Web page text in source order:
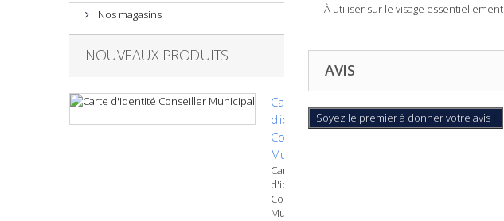
Nos magasins
NOUVEAUX PRODUITS
Carte
d'identité
Conseiller
Municipal
Carte
d'identité
Conseiller
Municipal
À utiliser sur le visage essentiellement.
AVIS
Soyez le premier à donner votre avis !